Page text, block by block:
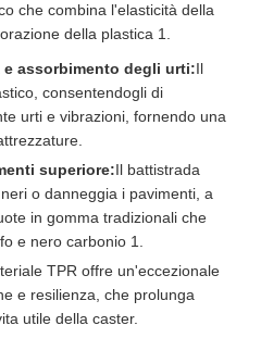
che combina l'elasticità della
della plastica 1.
assorbimento degli urti:Il
consentendogli di
urti e vibrazioni, fornendo una
superiore:Il battistrada
o danneggia i pavimenti, a
in gomma tradizionali che
e nero carbonio 1.
TPR offre un'eccezionale
e resilienza, che prolunga
utile della caster.